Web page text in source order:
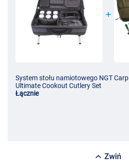
System stołu namiotowego NGT Carp
Ultimate Cookout Cutlery Set
Łącznie
Zwiń